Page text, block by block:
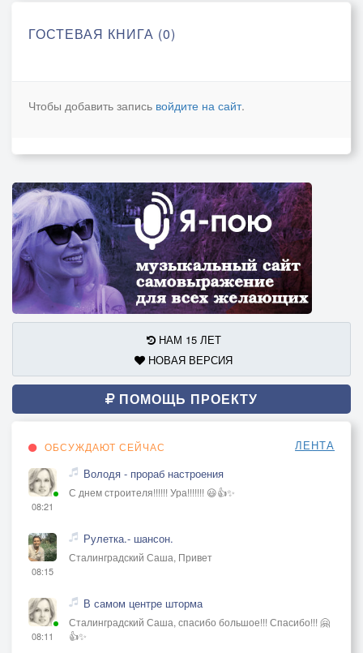
ГОСТЕВАЯ КНИГА (0)
Чтобы добавить запись войдите на сайт.
НАМ 15 ЛЕТ
НОВАЯ ВЕРСИЯ
ПОМОЩЬ ПРОЕКТУ
ОБСУЖДАЮТ СЕЙЧАС ЛЕНТА
08:21
Володя - прораб настроения
С днем строителя!!!!!! Ура!!!!!!! 😃👍✨
08:15
Рулетка.- шансон.
Сталинградский Саша, Привет
08:11
В самом центре шторма
Сталинградский Саша, спасибо большое!!! Спасибо!!! 🤗
👍✨